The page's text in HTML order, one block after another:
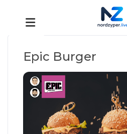
Epic Burger